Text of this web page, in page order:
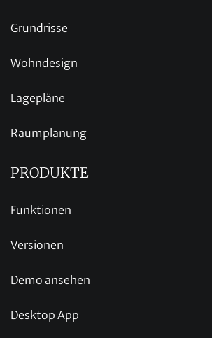
Grundrisse
Wohndesign
Lagepläne
Raumplanung
PRODUKTE
Funktionen
Versionen
Demo ansehen
Desktop App